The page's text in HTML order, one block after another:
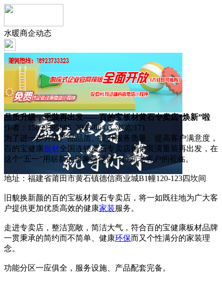
水暖商企动态
品质升级，重装再出发——百的宝板材黄石专卖店“焕新”啦
作者：15659395085 2023-06-03 浏览:171
为了进一步升级产品品质、提升服务质量、提高客户满意度，
百的宝健康板材全国连锁黄石专卖店德信装潢重装再出发，在
这个“五一”用崭新的形象恭候每一位新老客户的莅临。
地址：福建省莆田市黄石镇德信商业城B1幢120-123四坎间
旧貌换新颜的百的宝板材黄石专卖店，将一如既往地为广大客
户提供更加优质高效的健康家装服务。
走进专卖店，整洁宽敞，简洁大气，符合百的宝健康板材品牌
一贯秉承的简约而不简单、健康环保而又个性满分的家装理
念。
功能分区一应俱全，服务设施、产品配套完备。